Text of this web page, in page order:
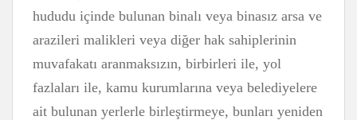
hududu içinde bulunan binalı veya binasız arsa ve
arazileri malikleri veya diğer hak sahiplerinin
muvafakatı aranmaksızın, birbirleri ile, yol
fazlaları ile, kamu kurumlarına veya belediyelere
ait bulunan yerlerle birleştirmeye, bunları yeniden